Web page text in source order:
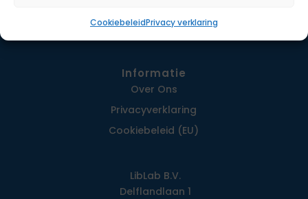
CookiebeleidPrivacy verklaring
Contact
Informatie
Over Ons
Privacy­verklaring
Cookiebeleid (EU)
LibLab B.V.
Delflandlaan 1